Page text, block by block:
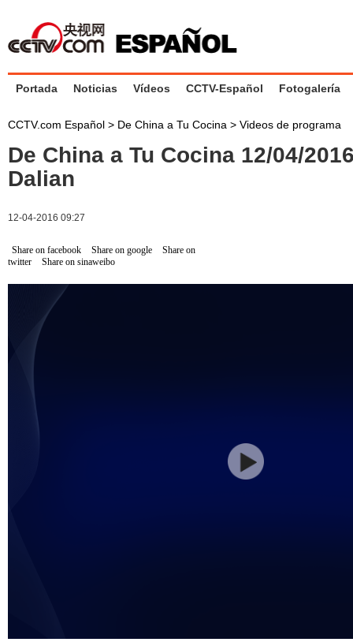
Portada Noticias Vídeos CCTV-Español Fotogalería
CCTV.com Español > De China a Tu Cocina > Videos de programa
De China a Tu Cocina 12/04/
Dalian
12-04-2016 09:27
Share on facebook Share on google
Share on
twitter
Share on sinaweibo